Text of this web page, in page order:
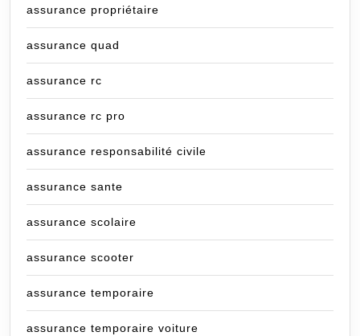
assurance propriétaire
assurance quad
assurance rc
assurance rc pro
assurance responsabilité civile
assurance sante
assurance scolaire
assurance scooter
assurance temporaire
assurance temporaire voiture